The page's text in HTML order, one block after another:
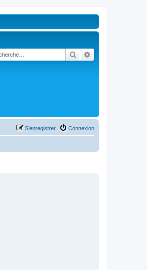
Rechercher
Connexion
S’enregistrer